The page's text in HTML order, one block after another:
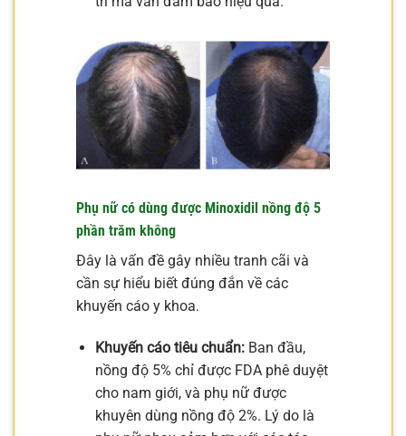
Phụ nữ có dùng được Minoxidil nồng độ 5
phần trăm không
Đây là vấn đề gây nhiều tranh cãi và
cần sự hiểu biết đúng đắn về các
khuyến cáo y khoa.
Khuyến cáo tiêu chuẩn:Ban đầu,
nồng độ 5% chỉ được FDA phê duyệt
cho nam giới, và phụ nữ được
khuyên dùng nồng độ 2%. Lý do là